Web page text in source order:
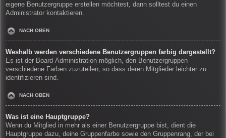
eigene Benutzergruppe erstellen möchtest, dann solltest du einen
Administrator kontaktieren.
NACH OBEN
Weshalb werden verschiedene Benutzergruppen farbig dargestellt?
Es ist der Board-Administration möglich, den Benutzergruppen
verschiedene Farben zuzuteilen, so dass deren Mitglieder leichter zu
identifizieren sind.
NACH OBEN
Was ist eine Hauptgruppe?
Wenn du Mitglied in mehr als einer Benutzergruppe bist, dient die
Hauptgruppe dazu, deine Gruppenfarbe sowie den Gruppenrang, der bei